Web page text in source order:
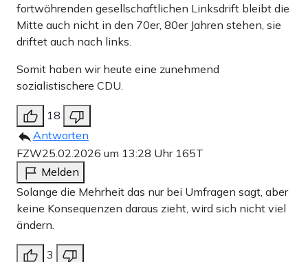
fortwährenden gesellschaftlichen Linksdrift bleibt die
Mitte auch nicht in den 70er, 80er Jahren stehen, sie
driftet auch nach links.
Somit haben wir heute eine zunehmend
sozialistischere CDU.
18
Antworten
FZW25.02.2026 um 13:28 Uhr 165T
Melden
Solange die Mehrheit das nur bei Umfragen sagt, aber
keine Konsequenzen daraus zieht, wird sich nicht viel
ändern.
3